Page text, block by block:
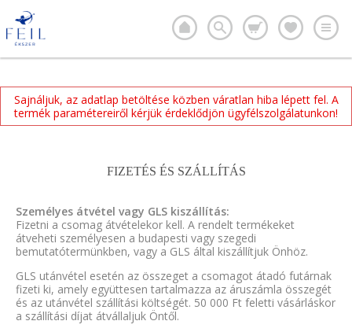
Sajnáljuk, az adatlap betöltése közben váratlan hiba lépett fel. A
termék paramétereiről kérjük érdeklődjön ügyfélszolgálatunkon!
FIZETÉS ÉS SZÁLLÍTÁS
Személyes átvétel vagy GLS kiszállítás:
Fizetni a csomag átvételekor kell. A rendelt termékeket
átveheti személyesen a budapesti vagy szegedi
bemutatótermünkben, vagy a GLS által kiszállítjuk Önhöz.
GLS utánvétel esetén az összeget a csomagot átadó futárnak
fizeti ki, amely együttesen tartalmazza az áruszámla összegét
és az utánvétel szállítási költségét. 50 000 Ft feletti vásárláskor
a szállítási díjat átvállaljuk Öntől.